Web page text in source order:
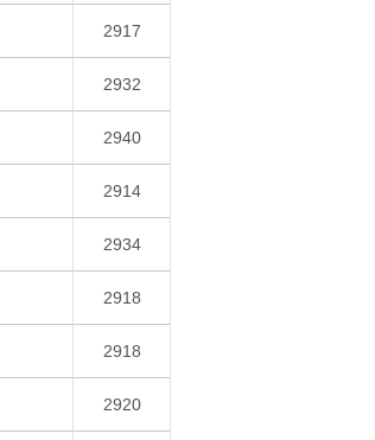
2917
2932
2940
2914
2934
2918
2918
2920